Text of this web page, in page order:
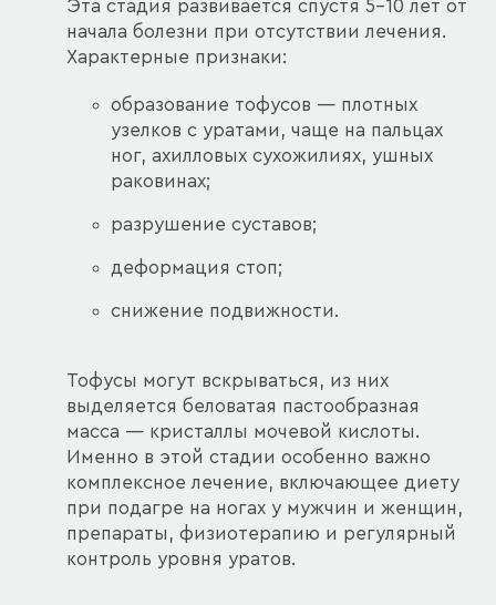
Эта стадия развивается спустя 5–10 лет от
начала болезни при отсутствии лечения.
Характерные признаки:
образование тофусов — плотных
узелков с уратами, чаще на пальцах
ног, ахилловых сухожилиях, ушных
раковинах;
разрушение суставов;
деформация стоп;
снижение подвижности.
Тофусы могут вскрываться, из них
выделяется беловатая пастообразная
масса — кристаллы мочевой кислоты.
Именно в этой стадии особенно важно
комплексное лечение, включающее диету
при подагре на ногах у мужчин и женщин,
препараты, физиотерапию и регулярный
контроль уровня уратов.